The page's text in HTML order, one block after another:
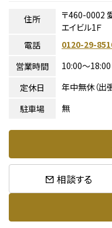
住所
〒460-0002
エイビル1Ｆ
電話
0120-29-
営業時間
10:00〜18:00
定休日
年中無休（出
駐車場
無
相談する